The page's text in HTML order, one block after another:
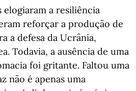
elogiaram a resiliência
reforçar a produção de
a defesa da Ucrânia,
Todavia, a ausência de uma
foi gritante. Faltou uma
não é apenas uma